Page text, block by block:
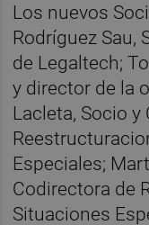
Los nuevos
Rodríguez Sau,
de Legaltech;
y director de la
Lacleta, Socio
Especiales;
Codirectora de
Situaciones